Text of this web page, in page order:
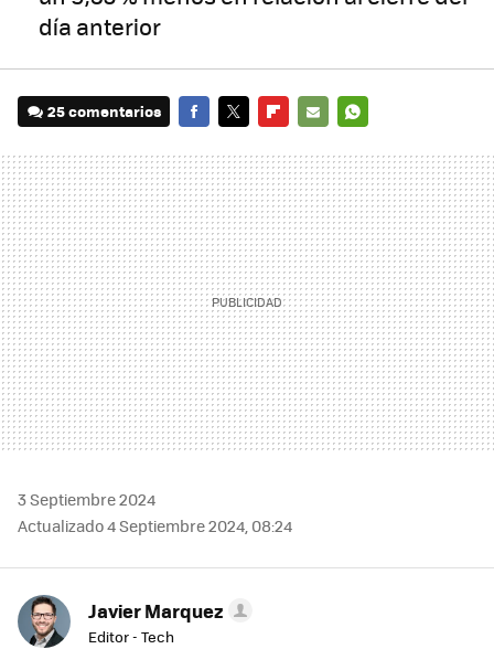
día anterior
25 comentarios
MAIL
3 Septiembre 2024
Actualizado 4 Septiembre 2024, 08:24
Javier Marquez
Editor - Tech